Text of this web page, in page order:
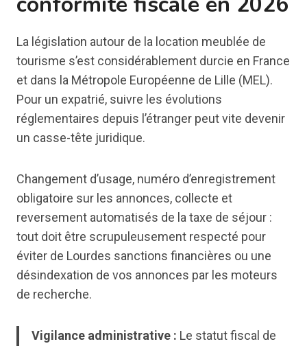
La législation autour de la location meublée de
tourisme s’est considérablement durcie en France
et dans la Métropole Européenne de Lille (MEL).
Pour un expatrié, suivre les évolutions
réglementaires depuis l’étranger peut vite devenir
un casse-tête juridique.
Changement d’usage, numéro d’enregistrement
obligatoire sur les annonces, collecte et
reversement automatisés de la taxe de séjour :
tout doit être scrupuleusement respecté pour
éviter de Lourdes sanctions financières ou une
désindexation de vos annonces par les moteurs
de recherche.
Vigilance administrative : Le statut fiscal de